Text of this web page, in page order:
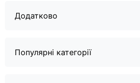
Додатково
Популярні категорії